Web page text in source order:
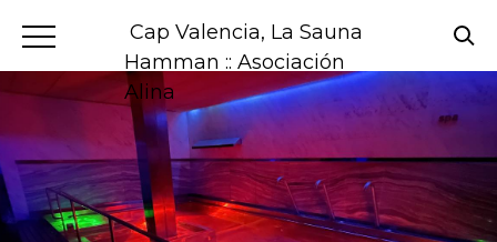
Cap Valencia, La Sauna
Hamman :: Asociación
Alina